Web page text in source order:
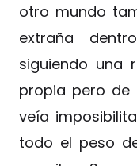
otro mundo
extraña
siguiendo una
propia pero de
veía
todo el peso